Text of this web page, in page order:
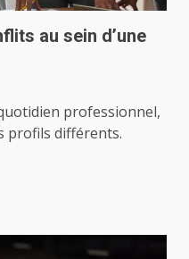
au sein d’une
professionnel,
profils différents.